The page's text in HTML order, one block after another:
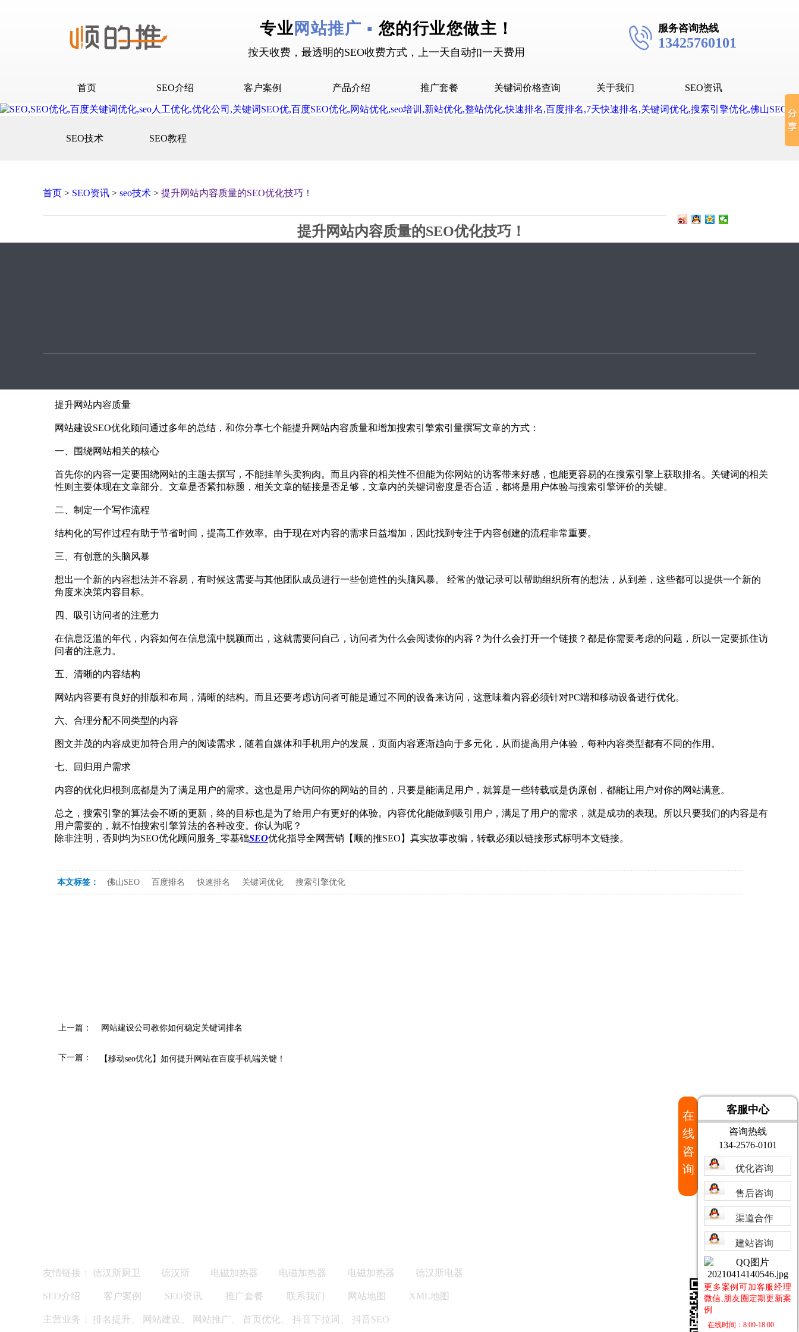
专业 网站推广 ▪ 您的行业您做主！
按天收费，最透明的SEO收费方式，上一天自动扣一天费用
服务咨询热线
13425760101
首页 SEO介绍
合作流程
客户案例 产品介绍 推广套餐 关键词价格查询 关于我们 SEO资讯
SEO技术 SEO教程
首页 > SEO资讯 > seo技术 > 提升网站内容质量的SEO优化技巧！
提升网站内容质量的SEO优化技巧！
提升网站内容质量
网站建设SEO优化顾问通过多年的总结，和你分享七个能提升网站内容质量和增加搜索引擎索引量撰写文章的方式：
一、围绕网站相关的核心
首先你的内容一定要围绕网站的主题去撰写，不能挂羊头卖狗肉。而且内容的相关性不但能为你网站的访客带来好感，也能更容易的在搜索引擎上获取排名。关键词的相关
性则主要体现在文章部分。文章是否紧扣标题，相关文章的链接是否足够，文章内的关键词密度是否合适，都将是用户体验与搜索引擎评价的关键。
二、制定一个写作流程
结构化的写作过程有助于节省时间，提高工作效率。由于现在对内容的需求日益增加，因此找到专注于内容创建的流程非常重要。
三、有创意的头脑风暴
想出一个新的内容想法并不容易，有时候这需要与其他团队成员进行一些创造性的头脑风暴。 经常的做记录可以帮助组织所有的想法，从到差，这些都可以提供一个新的
角度来决策内容目标。
四、吸引访问者的注意力
在信息泛滥的年代，内容如何在信息流中脱颖而出，这就需要问自己，访问者为什么会阅读你的内容？为什么会打开一个链接？都是你需要考虑的问题，所以一定要抓住访
问者的注意力。
五、清晰的内容结构
网站内容要有良好的排版和布局，清晰的结构。而且还要考虑访问者可能是通过不同的设备来访问，这意味着内容必须针对PC端和移动设备进行优化。
六、合理分配不同类型的内容
图文并茂的内容成更加符合用户的阅读需求，随着自媒体和手机用户的发展，页面内容逐渐趋向于多元化，从而提高用户体验，每种内容类型都有不同的作用。
七、回归用户需求
内容的优化归根到底都是为了满足用户的需求。这也是用户访问你的网站的目的，只要是能满足用户，就算是一些转载或是伪原创，都能让用户对你的网站满意。
总之，搜索引擎的算法会不断的更新，终的目标也是为了给用户有更好的体验。内容优化能做到吸引用户，满足了用户的需求，就是成功的表现。所以只要我们的内容是有
用户需要的，就不怕搜索引擎算法的各种改变。你认为呢？
除非注明，否则均为SEO优化顾问服务_零基础SEO优化指导全网营销【顺的推SEO】真实故事改编，转载必须以链接形式标明本文链接。
本文标签： 佛山SEO 百度排名 快速排名 关键词优化 搜索引擎优化
上一篇： 网站建设公司教你如何稳定关键词排名
下一篇： 【移动seo优化】如何提升网站在百度手机端关键！
友情链接： 德汉斯厨卫 德汉斯 电磁加热器 电磁加热器 电磁加热器 德汉斯电器
SEO介绍 客户案例 SEO资讯 推广套餐 联系我们 网站地图 XML地图
主营业务： 排名提升 网站建设 网站推广 首页优化 抖音下拉词 抖音SEO
在
线
咨
询
客服中心
咨询热线
134-2576-0101
优化咨询
售后咨询
渠道合作
建站咨询
更多案例可加客服经理
微信,朋友圈定期更新案
例
在线时间：8:00-18:00